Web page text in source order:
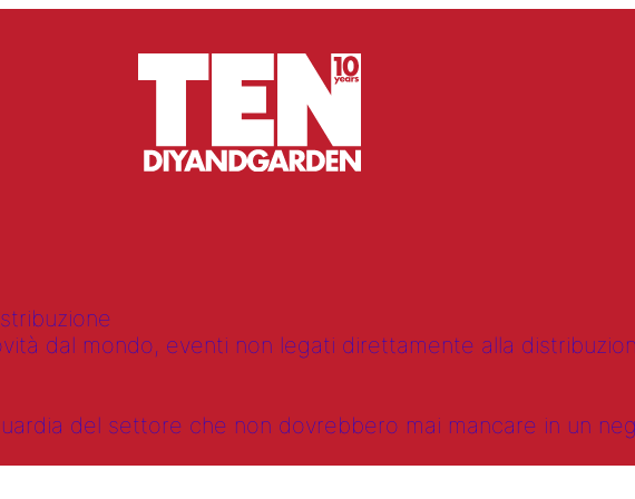
dal mondo, eventi non legati direttamente alla
del settore che non dovrebbero mai mancare in un